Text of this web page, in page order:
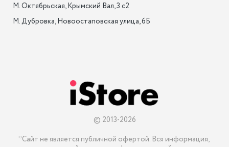
М. Октябрьская, Крымский Вал, 3 с2
М. Дубровка, Новоостаповская улица, 6Б
© 2013-2026
*Сайт не является публичной офертой. Вся информация,